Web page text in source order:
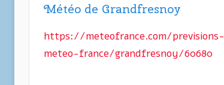
Météo de Grandfresnoy
https://meteofrance.com/previsions-
meteo-france/grandfresnoy/60680